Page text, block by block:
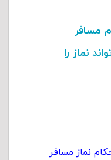
مسافر
نماز را
نماز مسافر